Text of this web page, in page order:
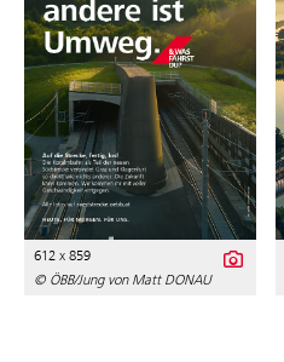
612 x 859
© ÖBB/Jung von Matt DONAU